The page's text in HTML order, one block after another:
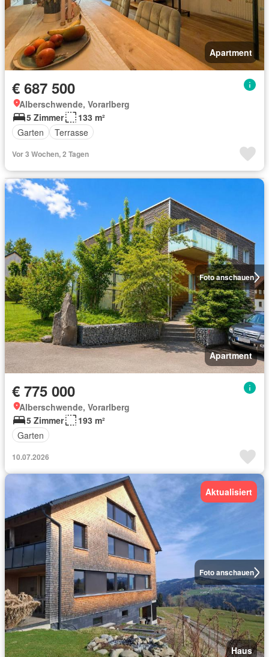
Apartment
€ 687 500
Alberschwende, Vorarlberg
5 Zimmer
133 m²
Garten
Terrasse
Vor 3 Wochen, 2 Tagen
Foto anschauen
Apartment
€ 775 000
Alberschwende, Vorarlberg
5 Zimmer
193 m²
Garten
10.07.2026
Foto anschauen
Aktualisiert
Haus